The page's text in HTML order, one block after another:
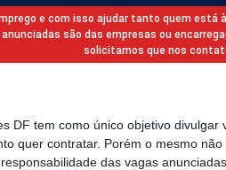
e com isso ajudar tanto quem
são das empresas ou
solicitamos que nos
DF tem como único objetivo
quer contratar. Porém o mesmo
das vagas